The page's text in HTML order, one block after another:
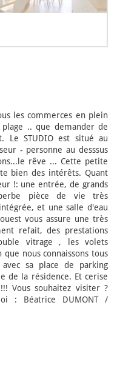
les commerces en plein
.. que demander de
Le STUDIO est situé au
- personne au desssus
rêve ... Cette petite
bien des intérêts. Quant
!: une entrée, de grands
pièce de vie très
et une salle d'eau
vous assure une très
refait, des prestations
vitrage , les volets
nous connaissons tous
sa place de parking
de la résidence. Et cerise
Vous souhaitez visiter ?
: Béatrice DUMONT /